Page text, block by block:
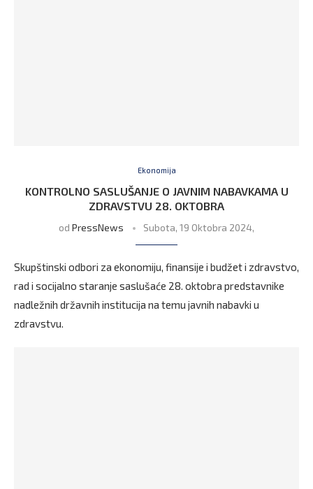
Ekonomija
KONTROLNO SASLUŠANJE O JAVNIM NABAVKAMA U
ZDRAVSTVU 28. OKTOBRA
od PressNews Subota, 19 Oktobra 2024,
Skupštinski odbori za ekonomiju, finansije i budžet i zdravstvo,
rad i socijalno staranje saslušaće 28. oktobra predstavnike
nadležnih državnih institucija na temu javnih nabavki u
zdravstvu.